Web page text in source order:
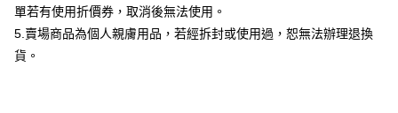
資料（包含姓名、電話或地址）提供予台灣大哥大進項蒐集、處理及利用，
由本公司與您本人進行分期帳單所需資料之確認、核對及更正。
3.完整用戶服務條款，請詳閱以下連結：
※ 交易是否成功請以「AFTEE先享後付 」之結帳頁面顯示為準，若有關於
是否繳費成功／繳費後需取消欲退款等相關疑問，請聯繫「AFTEE先享後付
客戶支援中心」https://netprotections.freshdesk.com/support/home
付款後7-11取貨
每筆NT$80，滿NT$699(含以上)免運費
宅配
單若有使用折價券，取消後無法使用。
5.賣場商品為個人親膚用品，若經拆封或使用過，恕無法辦理退換
貨。